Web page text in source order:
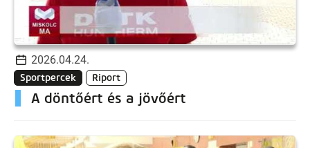
2026.04.24.
Sportpercek Riport
A döntőért és a jövőért